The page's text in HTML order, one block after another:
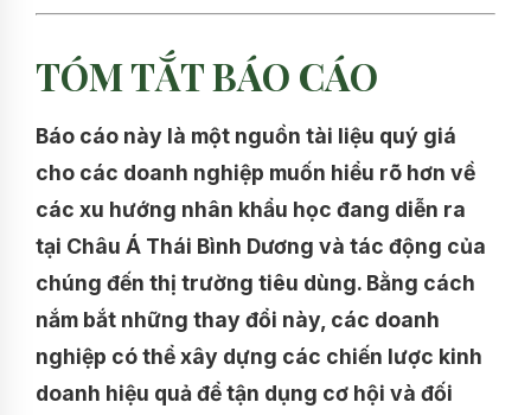
TÓM TẮT BÁO CÁO
Báo cáo này là một nguồn tài liệu quý giá
cho các doanh nghiệp muốn hiểu rõ hơn về
các xu hướng nhân khẩu học đang diễn ra
tại Châu Á Thái Bình Dương và tác động của
chúng đến thị trường tiêu dùng. Bằng cách
nắm bắt những thay đổi này, các doanh
nghiệp có thể xây dựng các chiến lược kinh
doanh hiệu quả để tận dụng cơ hội và đối